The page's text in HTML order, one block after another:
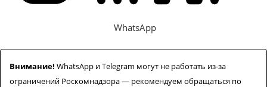
WhatsApp
Внимание! WhatsApp и Telegram могут не работать из-за
ограничений Роскомнадзора — рекомендуем обращаться по